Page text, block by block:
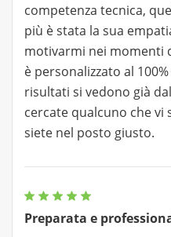
competenza tecnica,
più è stata la sua
motivarmi nei momenti
è personalizzato al
risultati si vedono già
cercate qualcuno che vi
siete nel posto giusto.
Preparata e